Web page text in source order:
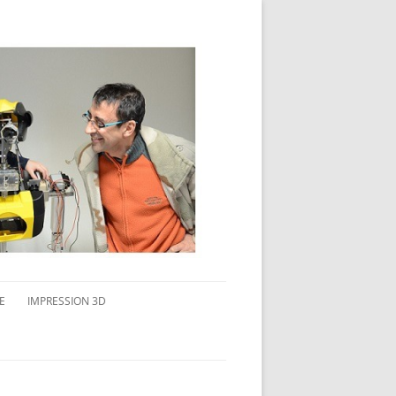
IMPRESSION 3D